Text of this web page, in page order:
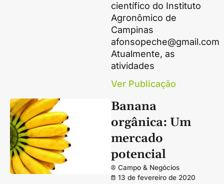
científico do Instituto
Agronômico de
Campinas
afonsopeche@gmail.com
Atualmente, as
atividades
Ver Publicação
Banana
orgânica: Um
mercado
potencial
Campo & Negócios
13 de fevereiro de 2020